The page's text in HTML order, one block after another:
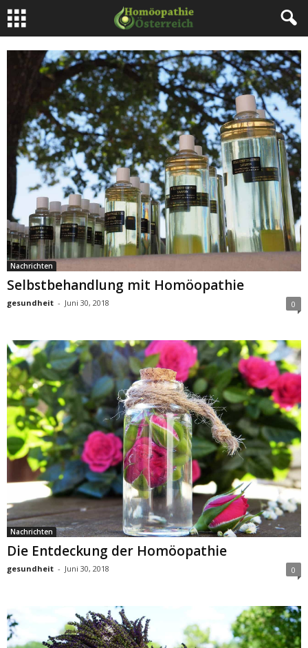
Nachrichten
Selbstbehandlung mit Homöopathie
gesundheit - Juni 30, 2018 0
Nachrichten
Die Entdeckung der Homöopathie
gesundheit - Juni 30, 2018 0